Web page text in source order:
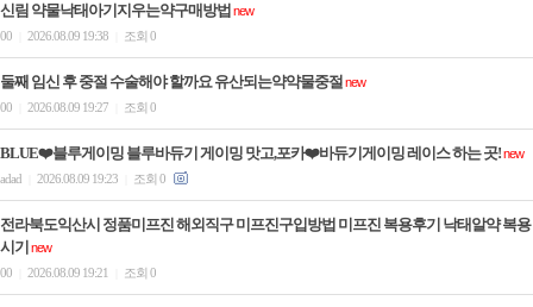
신림 약물낙태아기지우는약구매방법 new
00
2026.08.09 19:38 조회 0
둘째 임신 후 중절 수술해야 할까요 유산되는약약물중절new
00
2026.08.09 19:27 조회 0
BLUE❤️블루게이밍 블루바듀기 게이밍 맛고,포카❤️바듀기게이밍 레이스 하는 곳!new
adad
2026.08.09 19:23 조회 0
전라북도익산시 정품미프진 해외직구 미프진구입방법 미프진 복용후기 낙­태알약 복용
시기 new
00
2026.08.09 19:21 조회 0